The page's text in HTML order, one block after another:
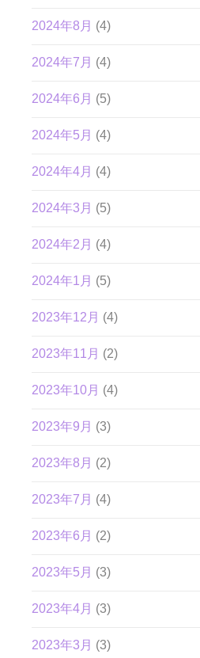
2024年8月 (4)
2024年7月 (4)
2024年6月 (5)
2024年5月 (4)
2024年4月 (4)
2024年3月 (5)
2024年2月 (4)
2024年1月 (5)
2023年12月 (4)
2023年11月 (2)
2023年10月 (4)
2023年9月 (3)
2023年8月 (2)
2023年7月 (4)
2023年6月 (2)
2023年5月 (3)
2023年4月 (3)
2023年3月 (3)